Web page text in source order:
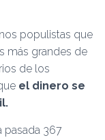
N
populistas que
más grandes de
de los
el dinero se
pasada 367